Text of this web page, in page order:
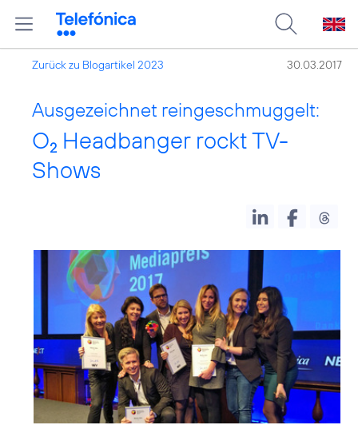
Zurück zu Blogartikel 2023 30.03.2017
Ausgezeichnet reingeschmuggelt:
O2 Headbanger rockt TV-
Shows